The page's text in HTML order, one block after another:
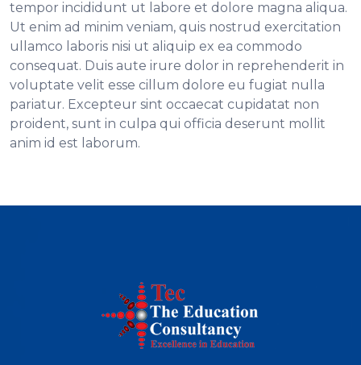
tempor incididunt ut labore et dolore magna aliqua.
Ut enim ad minim veniam, quis nostrud exercitation
ullamco laboris nisi ut aliquip ex ea commodo
consequat. Duis aute irure dolor in reprehenderit in
voluptate velit esse cillum dolore eu fugiat nulla
pariatur. Excepteur sint occaecat cupidatat non
proident, sunt in culpa qui officia deserunt mollit
anim id est laborum.